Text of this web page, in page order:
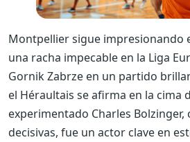
Montpellier sigue impresionando
una racha impecable en la Liga
Gornik Zabrze en un partido
el Héraultais se afirma en la cima
experimentado Charles Bolzinger,
decisivas, fue un actor clave en